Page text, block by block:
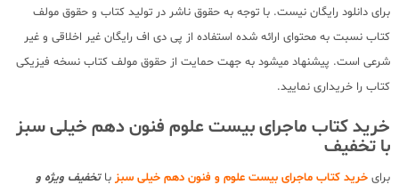
برای دانلود رایگان نیست. با توجه به حقوق ناشر در تولید کتاب و حقوق مولف
کتاب نسبت به محتوای ارائه شده استفاده از پی دی اف رایگان غیر اخلاقی و غیر
شرعی است. پیشنهاد میشود به جهت حمایت از حقوق مولف کتاب نسخه فیزیکی
کتاب را خریداری نمایید.
خرید کتاب ماجرای بیست علوم فنون دهم خیلی سبز
با تخفیف
برای خرید کتاب ماجرای بیست علوم و فنون دهم خیلی سبز باتخفیف ویژه و